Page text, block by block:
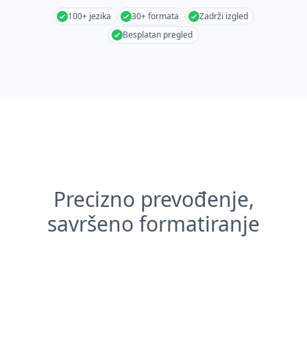
100+ jezika 30+ formata
Zadrži izgled
Besplatan pregled
Precizno prevođenje,
savršeno formatiranje